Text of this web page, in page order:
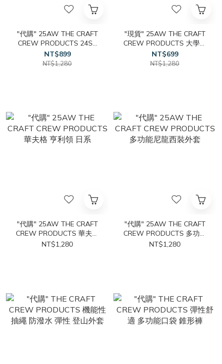
"代購" 25AW THE CRAFT
CREW PRODUCTS 24SS
防潑水 多功能 後背包
NT$899
NT$1,280
"現貨" 25AW THE CRAFT
CREW PRODUCTS 大學踢
加厚 縮口
NT$699
NT$1,280
"代購" 25AW THE CRAFT
CREW PRODUCTS 華夫格
亨利領 日系
NT$1,280
"代購" 25AW THE CRAFT
CREW PRODUCTS 多功能
尼龍西裝外套
NT$1,280